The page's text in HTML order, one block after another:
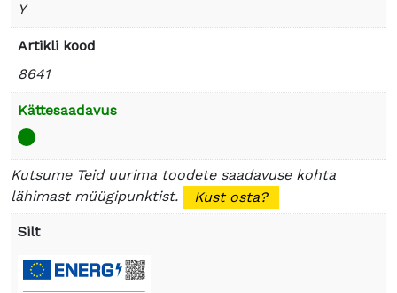
Y
Artikli kood
8641
Kättesaadavus
Kutsume Teid uurima toodete saadavuse kohta
lähimast müügipunktist.
Kust osta?
Silt